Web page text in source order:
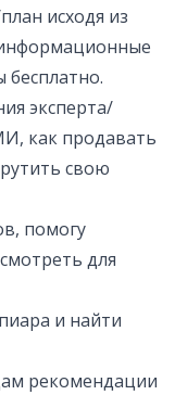
исходя из
эксперта/
как продавать
свою
помогу
для
и найти
рекомендации